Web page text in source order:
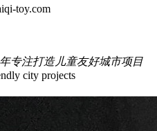
toy.com
专注打造儿童友好城市项目
city projects